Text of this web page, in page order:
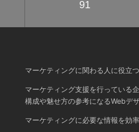
91
マーケティングに関わる人に役立
マーケティング支援を行っている
構成や魅せ方の参考になるWebデ
マーケティングに必要な情報を効